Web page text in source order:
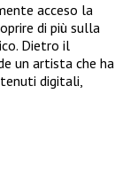
acceso la
di più sulla
Dietro il
un artista che ha
digitali,